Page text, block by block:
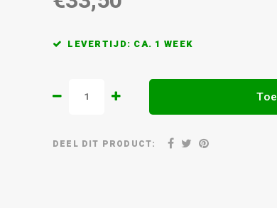
LEVERTIJD: CA. 1 WEEK
DEEL DIT PRODUCT: